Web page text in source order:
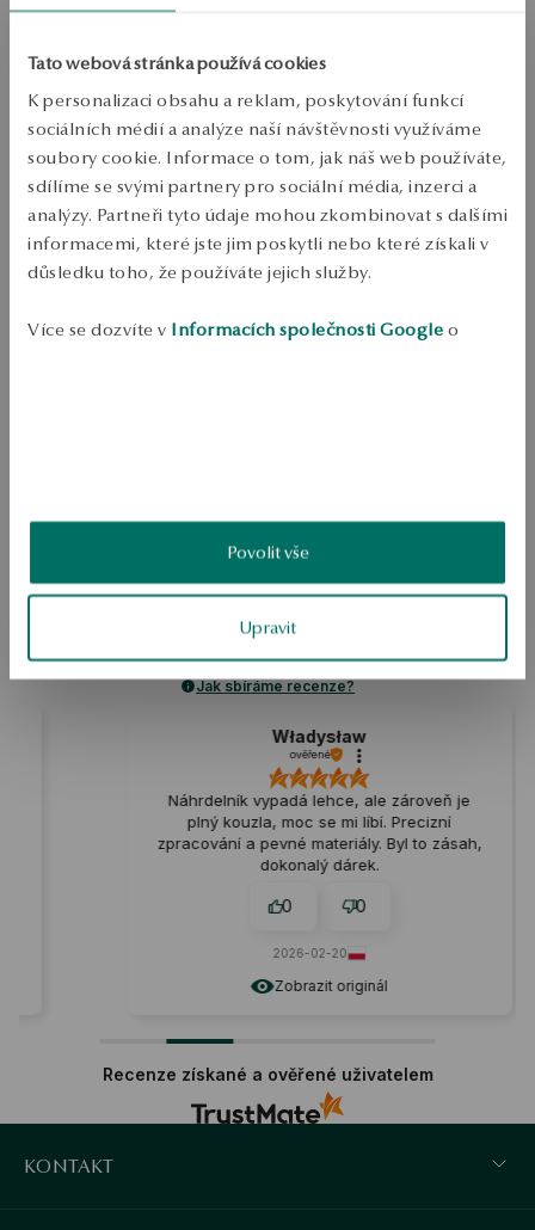
Tato webová stránka používá cookies
K personalizaci obsahu a reklam, poskytování funkcí
sociálních médií a analýze naší návštěvnosti využíváme
soubory cookie. Informace o tom, jak náš web používáte,
sdílíme se svými partnery pro sociální média, inzerci a
analýzy. Partneři tyto údaje mohou zkombinovat s dalšími
informacemi, které jste jim poskytli nebo které získali v
důsledku toho, že používáte jejich služby.
Více se dozvíte v Informacích společnosti Google o
Povolit vše
Upravit
Velikost
Zkontrolujte si velikost
PŘIDAT DO KOŠÍKU
Ověřte si dostupnost na prodejně
Odeslání:1pracovní dny
Doprava zdarma od 1700 Kč
5.0
5hodnocení
Jak sbíráme recenze?
Zobrazit originál
Władysław
Náhrdelník vypadá lehce, ale zároveň je
plný kouzla, moc se mi líbí. Precizní
zpracování a pevné materiály. Byl to zásah,
dokonalý dárek.
2026-02-20
Recenze získané a ověřené uživatelem
KONTAKT